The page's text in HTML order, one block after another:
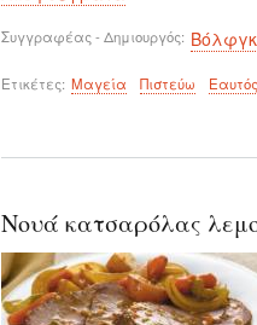
Συγγραφέας - Δημιουργός
Ετικέτες Μαγεία Πιστεύω Εαυτός
Νουά κατσαρόλας